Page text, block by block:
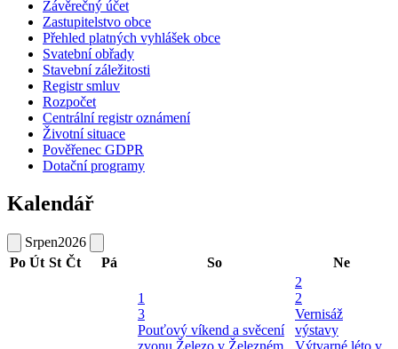
Závěrečný účet
Zastupitelstvo obce
Přehled platných vyhlášek obce
Svatební obřady
Stavební záležitosti
Registr smluv
Rozpočet
Centrální registr oznámení
Životní situace
Pověřenec GDPR
Dotační programy
Kalendář
Srpen2026
Po Út St Čt Pá So Ne
1
3
Pouťový víkend a svěcení
zvonu Železo v Železném
2
2
Vernisáž
výstavy
Výtvarné léto v